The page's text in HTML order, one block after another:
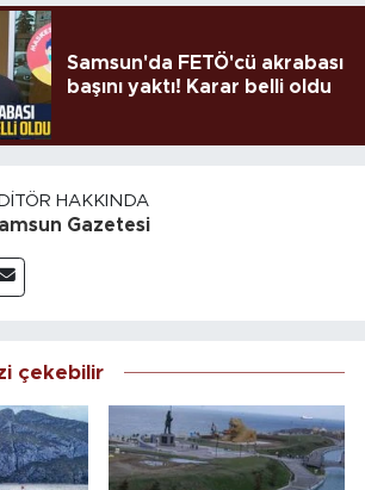
Samsun'da FETÖ'cü akrabası
başını yaktı! Karar belli oldu
HAKKINDA
Gazetesi
çekebilir